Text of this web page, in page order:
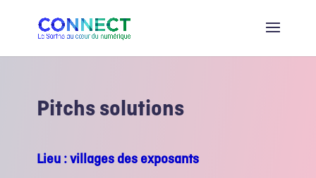
Pitchs solutions
Lieu : villages des exposants